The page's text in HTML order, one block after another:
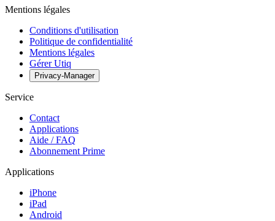
Mentions légales
Conditions d'utilisation
Politique de confidentialité
Mentions légales
Gérer Utiq
Privacy-Manager
Service
Contact
Applications
Aide / FAQ
Abonnement Prime
Applications
iPhone
iPad
Android